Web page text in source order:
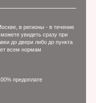
в регионы - в течение
увидеть сразу при
до двери либо до пункта
всем нормам
предоплате